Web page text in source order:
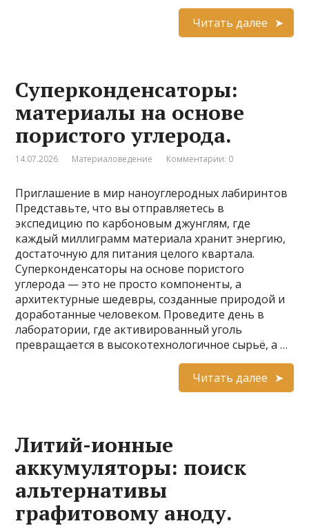
Читать далее
Суперконденсаторы:
материалы на основе
пористого углерода.
14.07.2026 Материаловедение Комментарии: 0
Приглашение в мир наноуглеродных лабиринтов
Представьте, что вы отправляетесь в
экспедицию по карбоновым джунглям, где
каждый миллиграмм материала хранит энергию,
достаточную для питания целого квартала.
Суперконденсаторы на основе пористого
углерода — это не просто компоненты, а
архитектурные шедевры, созданные природой и
доработанные человеком. Проведите день в
лаборатории, где активированный уголь
превращается в высокотехнологичное сырьё, а …
Читать далее
Литий-ионные
аккумуляторы: поиск
альтернативы
графитовому аноду.